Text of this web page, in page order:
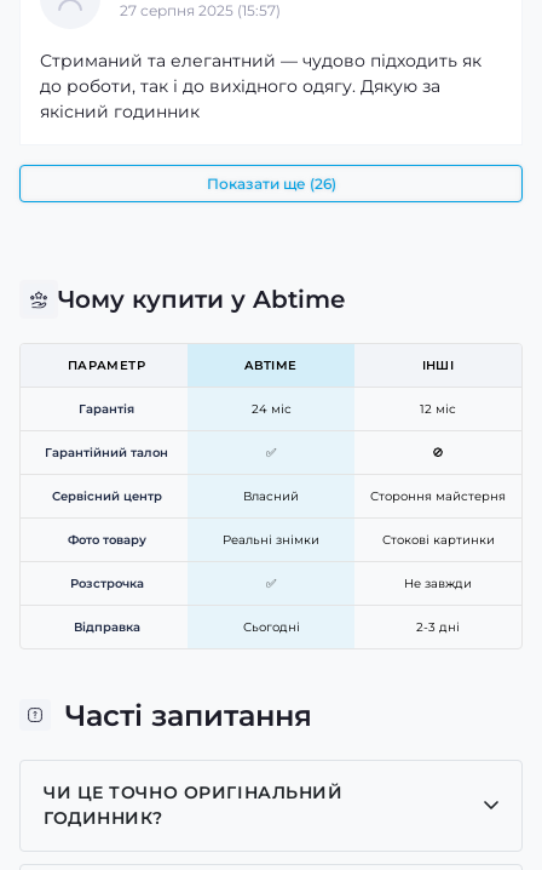
27 серпня 2025 (15:57)
Стриманий та елегантний — чудово підходить як
до роботи, так і до вихідного одягу. Дякую за
якісний годинник
Показати ще (26)
Чому купити у Abtime
ПАРАМЕТР ABTIME ІНШІ
Гарантія 24 міс 12 міс
Гарантійний талон ✅ 🚫
Сервісний центр Власний Стороння майстерня
Фото товару Реальні знімки Стокові картинки
Розстрочка ✅ Не завжди
Відправка Сьогодні 2-3 дні
Часті запитання
ЧИ ЦЕ ТОЧНО ОРИГІНАЛЬНИЙ
ГОДИННИК?
Так, усі годинники у нас лише оригінальні, ми є